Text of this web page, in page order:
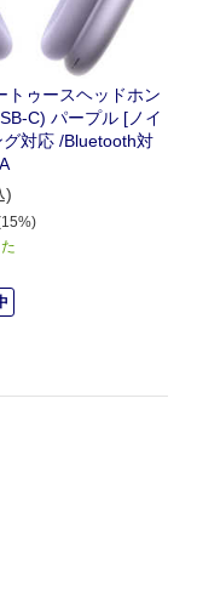
トゥースヘッドホン
C) パープル [ノイ
対応 /Bluetooth対
)